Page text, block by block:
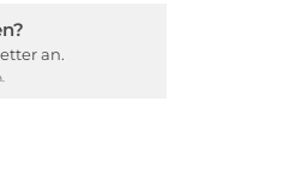
an.